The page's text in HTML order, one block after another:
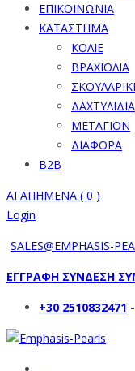
ΕΠΙΚΟΙΝΩΝΙΑ
ΚΑΤΑΣΤΗΜΑ
ΚΟΛΙΕ
ΒΡΑΧΙΟΛΙΑ
ΔΑΧΤΥΛΙΔΙΑ
ΜΕΤΑΓΙΟΝ
ΔΙΑΦΟΡΑ
B2B
ΑΓΑΠΗΜΕΝΑ ( 0 )
Login
SALES@EMPHASIS-
ΕΓΓΡΑΦΗ ΣΥΝΔΕΣΗ
+30 2510832471 -